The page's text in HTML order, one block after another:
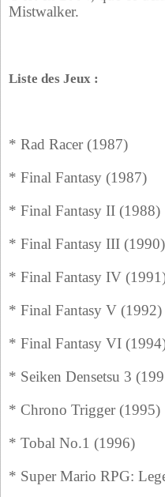
Mistwalker.
Liste des Jeux :
* Rad Racer (1987)
* Final Fantasy (1987)
* Final Fantasy II (1988)
* Final Fantasy III (1990)
* Final Fantasy IV
* Final Fantasy V (1992)
* Final Fantasy VI
* Seiken Densetsu 3
* Chrono Trigger (1995)
* Tobal No.1 (1996)
* Super Mario RPG: